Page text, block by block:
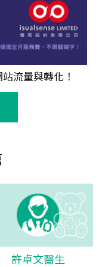
流量與轉化！
許卓文醫生